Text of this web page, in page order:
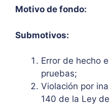
Motivo de fondo:
Submotivos:
Error de hecho
pruebas;
Violación por
140 de la Ley